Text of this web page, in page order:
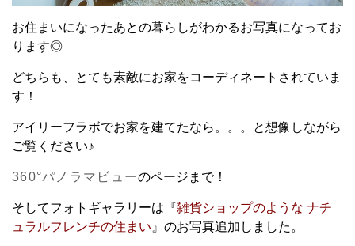
お住まいになったあとの暮らしがわかるお写真になってお
ります◎
どちらも、とても素敵にお家をコーディネートされていま
す！
アイリーフラボでお家を建てたなら。。。と想像しながら
ご覧ください♪
360°パノラマビューのページまで！
そしてフォトギャラリーは『雑貨ショップのような ナチ
ュラルフレンチの住まい 』のお写真追加しました。